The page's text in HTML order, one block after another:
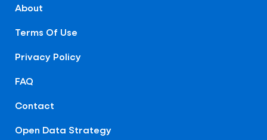
About
Terms Of Use
Privacy Policy
FAQ
Contact
Open Data Strategy